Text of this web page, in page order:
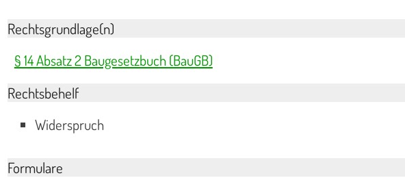
Rechtsgrundlage(n)
§ 14 Absatz 2 Baugesetzbuch (BauGB)
Rechtsbehelf
Widerspruch
Formulare